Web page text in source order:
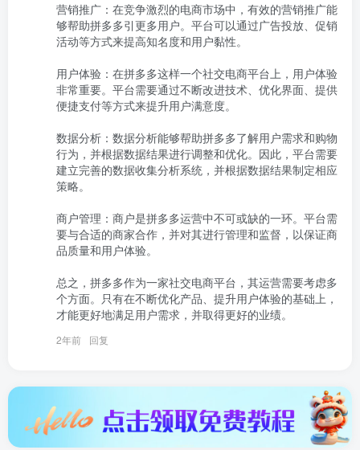
营销推广：在竞争激烈的电商市场中，有效的营销推广能
够帮助拼多多引更多用户。平台可以通过广告投放、促销
活动等方式来提高知名度和用户黏性。
用户体验：在拼多多这样一个社交电商平台上，用户体验
非常重要。平台需要通过不断改进技术、优化界面、提供
便捷支付等方式来提升用户满意度。
数据分析：数据分析能够帮助拼多多了解用户需求和购物
行为，并根据数据结果进行调整和优化。因此，平台需要
建立完善的数据收集分析系统，并根据数据结果制定相应
策略。
商户管理：商户是拼多多运营中不可或缺的一环。平台需
要与合适的商家合作，并对其进行管理和监督，以保证商
品质量和用户体验。
总之，拼多多作为一家社交电商平台，其运营需要考虑多
个方面。只有在不断优化产品、提升用户体验的基础上，
才能更好地满足用户需求，并取得更好的业绩。
2年前 回复